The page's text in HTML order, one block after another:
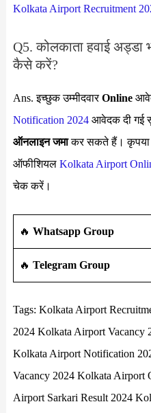
Kolkata Airport Recruitment
Q5. कोलकाता हवाई अड्डा
कैसे करें?
Ans. इच्छुक उम्मीदवारOnline
Notification 2024आवेदक दी गई
ऑनलाइन जमाकर सकते हैं। कृपया
ऑफीशियल Kolkata Airport
चेक करें।
🔥 Whatsapp Group
‎️‍🔥 Telegram Group
Tags: Kolkata Airport
2024 Kolkata Airport Vacancy
Kolkata Airport Notification
Vacancy 2024 Kolkata Airport
Airport Sarkari Result 2024